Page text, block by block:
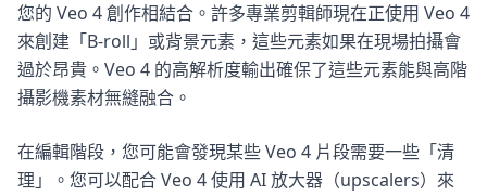
您的 Veo 4 創作相結合。許多專業剪輯師現在正使用 Veo 4
來創建「B-roll」或背景元素，這些元素如果在現場拍攝會
過於昂貴。Veo 4 的高解析度輸出確保了這些元素能與高階
攝影機素材無縫融合。
在編輯階段，您可能會發現某些 Veo 4 片段需要一些「清
理」。您可以配合 Veo 4 使用 AI 放大器（upscalers）來